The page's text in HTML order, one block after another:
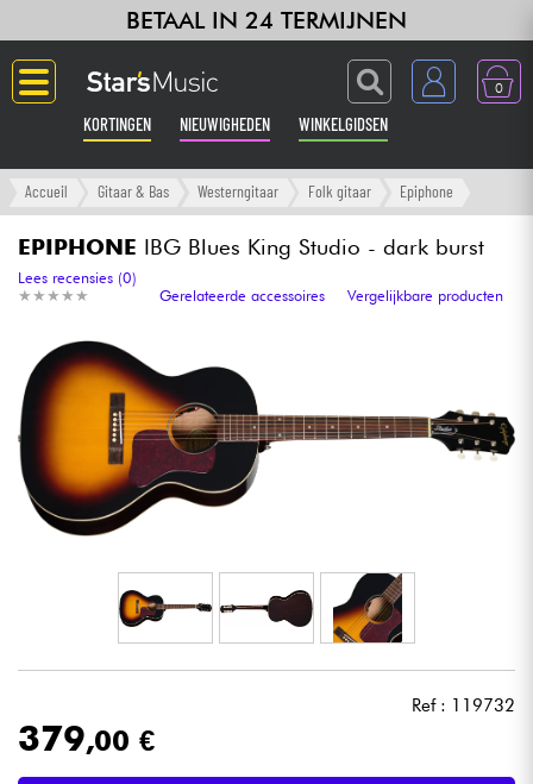
BETAAL IN 24 TERMIJNEN
0
KORTINGEN NIEUWIGHEDEN WINKELGIDSEN
Langue
Gitaar & Bas
Versterker & Effecten
Toetsenbord & Piano
Synths & samplers
Home-studio
Microfoon
Live Sound
Accueil Gitaar & Bas Westerngitaar Folk gitaar Epiphone
EPIPHONE IBG Blues King Studio - dark burst
★ ★ ★ ★ ★
★ ★ ★ ★ ★
Lees recensies (0)
Gerelateerde accessoires
Vergelijkbare producten
Ref : 119732
379,00 €